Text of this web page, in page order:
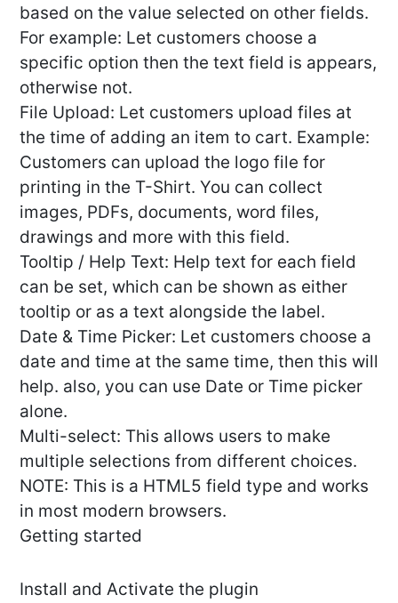
based on the value selected on other fields.
For example: Let customers choose a
specific option then the text field is appears,
otherwise not.
File Upload: Let customers upload files at
the time of adding an item to cart. Example:
Customers can upload the logo file for
printing in the T-Shirt. You can collect
images, PDFs, documents, word files,
drawings and more with this field.
Tooltip / Help Text: Help text for each field
can be set, which can be shown as either
tooltip or as a text alongside the label.
Date & Time Picker: Let customers choose a
date and time at the same time, then this will
help. also, you can use Date or Time picker
alone.
Multi-select: This allows users to make
multiple selections from different choices.
NOTE: This is a HTML5 field type and works
in most modern browsers.
Getting started
Install and Activate the plugin